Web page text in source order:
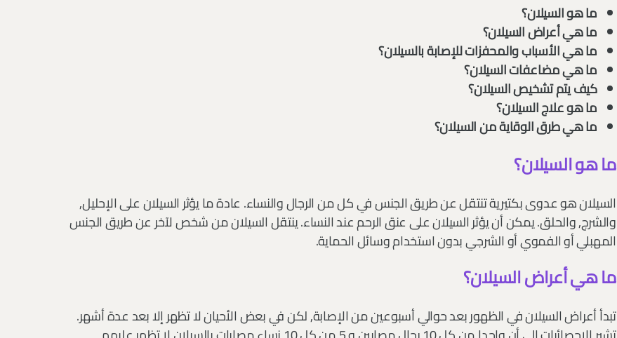
ما هو السيلان؟
ما هي أعراض السيلان؟
ما هي الأسباب والمحفزات للإصابة بالسيلان؟
ما هي مضاعفات السيلان؟
كيف يتم تشخيص السيلان؟
ما هو علاج السيلان؟
ما هي طرق الوقاية من السيلان؟
ما هو السيلان؟
السيلان هو عدوى بكتيرية تنتقل عن طريق الجنس في كل من الرجال والنساء. عادة ما يؤثر السيلان على الإحليل,
والشرج, والحلق. يمكن أن يؤثر السيلان على عنق الرحم عند النساء. ينتقل السيلان من شخص لآخر عن طريق الجنس
المهبلي أو الفموي أو الشرجي بدون استخدام وسائل الحماية.
ما هي أعراض السيلان؟
تبدأ أعراض السيلان في الظهور بعد حوالي أسبوعين من الإصابة, لكن في بعض الأحيان لا تظهر إلا بعد عدة أشهر.